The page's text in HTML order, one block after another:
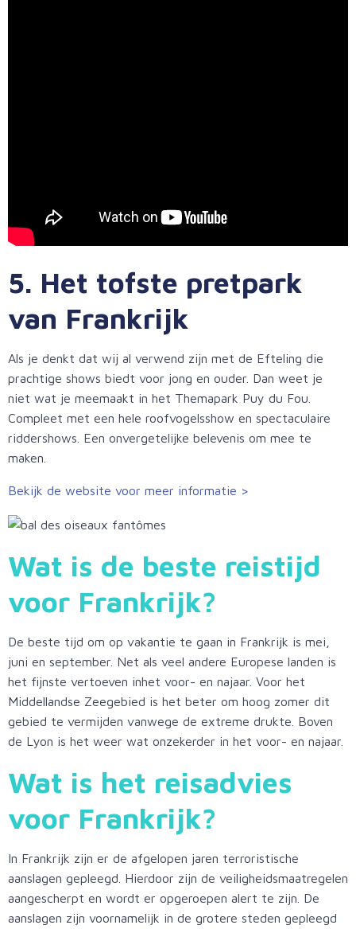
5. Het tofste pretpark
van Frankrijk
Als je denkt dat wij al verwend zijn met de Efteling die
prachtige shows biedt voor jong en ouder. Dan weet je
niet wat je meemaakt in het Themapark Puy du Fou.
Compleet met een hele roofvogelsshow en spectaculaire
riddershows. Een onvergetelijke belevenis om mee te
maken.
Bekijk de website voor meer informatie >
Wat is de beste reistijd
voor Frankrijk?
De beste tijd om op vakantie te gaan in Frankrijk is mei,
juni en september. Net als veel andere Europese landen is
het fijnste vertoeven inhet voor- en najaar. Voor het
Middellandse Zeegebied is het beter om hoog zomer dit
gebied te vermijden vanwege de extreme drukte. Boven
de Lyon is het weer wat onzekerder in het voor- en najaar.
Wat is het reisadvies
voor Frankrijk?
In Frankrijk zijn er de afgelopen jaren terroristische
aanslagen gepleegd. Hierdoor zijn de veiligheidsmaatregelen
aangescherpt en wordt er opgeroepen alert te zijn. De
aanslagen zijn voornamelijk in de grotere steden gepleegd